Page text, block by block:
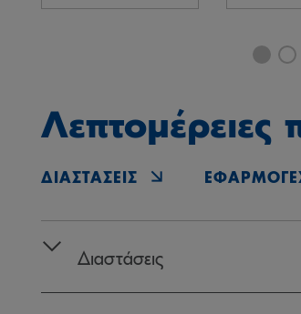
Λεπτομέρειες
ΔΙΑΣΤΆΣΕΙΣ
Διαστάσεις